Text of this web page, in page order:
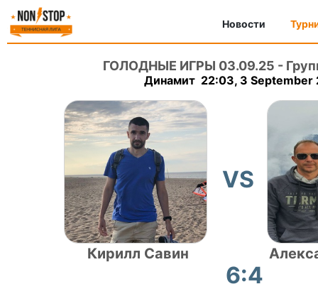
Новости
ГОЛОДНЫЕ ИГРЫ 03.09.25 -
Динамит 22:03, 3 September
Кирилл Савин
VS
6:4